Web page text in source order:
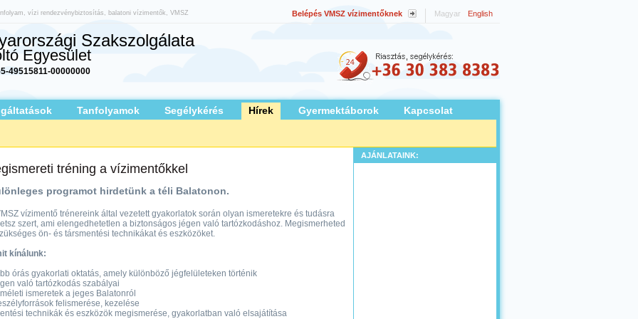
vízi rendezvénybiztosítás, balatoni vízimentők, VMSZ Belépés VMSZ vízimentőknek Magyar English
Szakszolgálata
Egyesület
49515811-00000000
Tanfolyamok Segélykérés Hírek Gyermektáborok Kapcsolat
tréning a vízimentőkkel
programot hirdetünk a téli Balatonon.
vízimentő trénereink által vezetett gyakorlatok során olyan ismeretekre és tudásra
szert, ami elengedhetetlen a biztonságos jégen való tartózkodáshoz. Megismerheted
ön- és társmentési technikákat és eszközöket.
kínálunk:
órás gyakorlati oktatás, amely különböző jégfelületeken történik
való tartózkodás szabályai
ismeretek a jeges Balatonról
felismerése, kezelése
technikák és eszközök megismerése, gyakorlatban való elsajátítása
AJÁNLATAINK: